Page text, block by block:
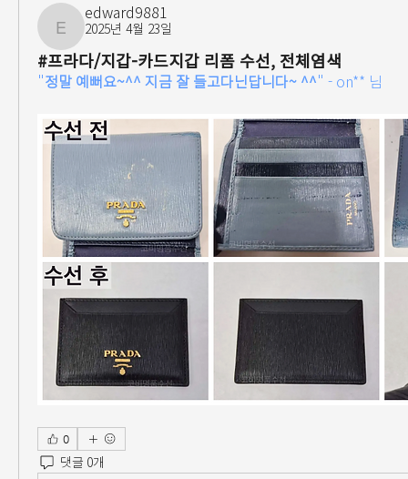
edward9881
edward9881
2025년 4월 23일
#프라다/지갑-카드지갑 리폼 수선, 전체염색
"정말 예뻐요~^^ 지금 잘 들고다닌답니다~ ^^" - on** 님
0
댓글 0개